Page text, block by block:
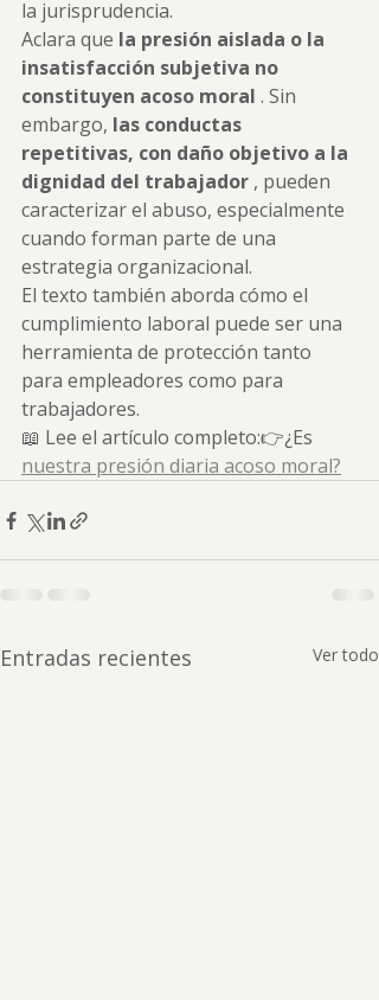
la jurisprudencia.
Aclara que la presión aislada o la
insatisfacción subjetiva no
constituyen acoso moral . Sin
embargo, las conductas
repetitivas, con daño objetivo a la
dignidad del trabajador , pueden
caracterizar el abuso, especialmente
cuando forman parte de una
estrategia organizacional.
El texto también aborda cómo el
cumplimiento laboral puede ser una
herramienta de protección tanto
para empleadores como para
trabajadores.
📖 Lee el artículo completo:👉¿Es
nuestra presión diaria acoso moral?
Entradas recientes Ver todo